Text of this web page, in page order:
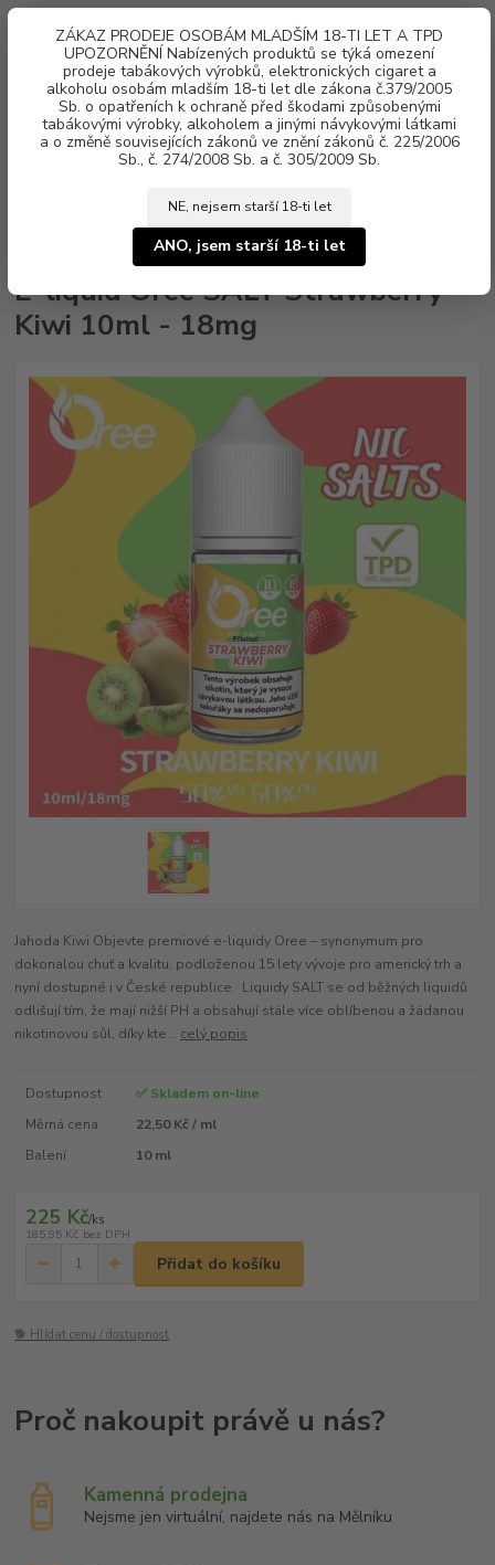
ZÁKAZ PRODEJE OSOBÁM MLADŠÍM 18-TI LET A TPD
UPOZORNĚNÍ Nabízených produktů se týká omezení
prodeje tabákových výrobků, elektronických cigaret a
alkoholu osobám mladším 18-ti let dle zákona č.379/2005
Sb. o opatřeních k ochraně před škodami způsobenými
tabákovými výrobky, alkoholem a jinými návykovými látkami
a o změně souvisejících zákonů ve znění zákonů č. 225/2006
Sb., č. 274/2008 Sb. a č. 305/2009 Sb.
NE, nejsem starší 18-ti let
ANO, jsem starší 18-ti let
Menu
za0 Kč
Strawberry Kiwi 10ml - 18mg
E-liquid Oree SALT Strawberry
Kiwi 10ml - 18mg
Jahoda Kiwi Objevte premiové e-liquidy Oree – synonymum pro
dokonalou chuť a kvalitu, podloženou 15 lety vývoje pro americký trh a
nyní dostupné i v České republice. Liquidy SALT se od běžných liquidů
odlišují tím, že mají nižší PH a obsahují stále více oblíbenou a žádanou
nikotinovou sůl, díky kte... celý popis
Dostupnost
✅ Skladem on-line
Měrná cena
22,50 Kč / ml
Balení
10 ml
225 Kč/ks
185,95 Kč bez DPH
Přidat do košíku
🐕 Hlídat cenu / dostupnost
Kamenná prodejna
Nejsme jen virtuální, najdete nás na Mělníku